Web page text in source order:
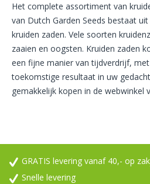
Het complete assortiment van
van Dutch Garden Seeds bestaat
kruiden zaden. Vele soorten
zaaien en oogsten. Kruiden zaden
een fijne manier van tijdverdrijf,
toekomstige resultaat in uw
gemakkelijk kopen in de webwinkel
GRATIS levering vanaf 40,- op
Snelle levering